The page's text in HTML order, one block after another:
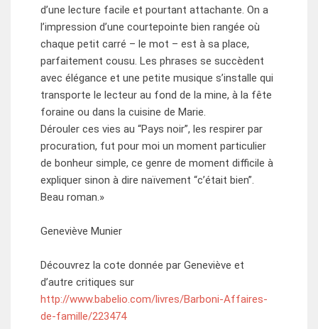
d’une lecture facile et pourtant attachante. On a
l’impression d’une courtepointe bien rangée où
chaque petit carré – le mot – est à sa place,
parfaitement cousu. Les phrases se succèdent
avec élégance et une petite musique s’installe qui
transporte le lecteur au fond de la mine, à la fête
foraine ou dans la cuisine de Marie.
Dérouler ces vies au “Pays noir”, les respirer par
procuration, fut pour moi un moment particulier
de bonheur simple, ce genre de moment difficile à
expliquer sinon à dire naïvement “c’était bien”.
Beau roman.»
Geneviève Munier
Découvrez la cote donnée par Geneviève et
d’autre critiques sur
http://www.babelio.com/livres/Barboni-Affaires-
de-famille/223474